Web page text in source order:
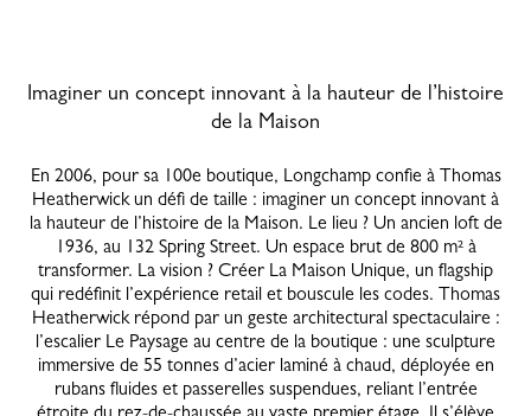
Imaginer un concept innovant à la hauteur de l’histoire
de la Maison
En 2006, pour sa 100e boutique, Longchamp confie à Thomas
Heatherwick un défi de taille : imaginer un concept innovant à
la hauteur de l’histoire de la Maison. Le lieu ? Un ancien loft de
1936, au 132 Spring Street. Un espace brut de 800 m² à
transformer. La vision ? Créer La Maison Unique, un flagship
qui redéfinit l’expérience retail et bouscule les codes. Thomas
Heatherwick répond par un geste architectural spectaculaire :
l’escalier Le Paysage au centre de la boutique : une sculpture
immersive de 55 tonnes d’acier laminé à chaud, déployée en
rubans fluides et passerelles suspendues, reliant l’entrée